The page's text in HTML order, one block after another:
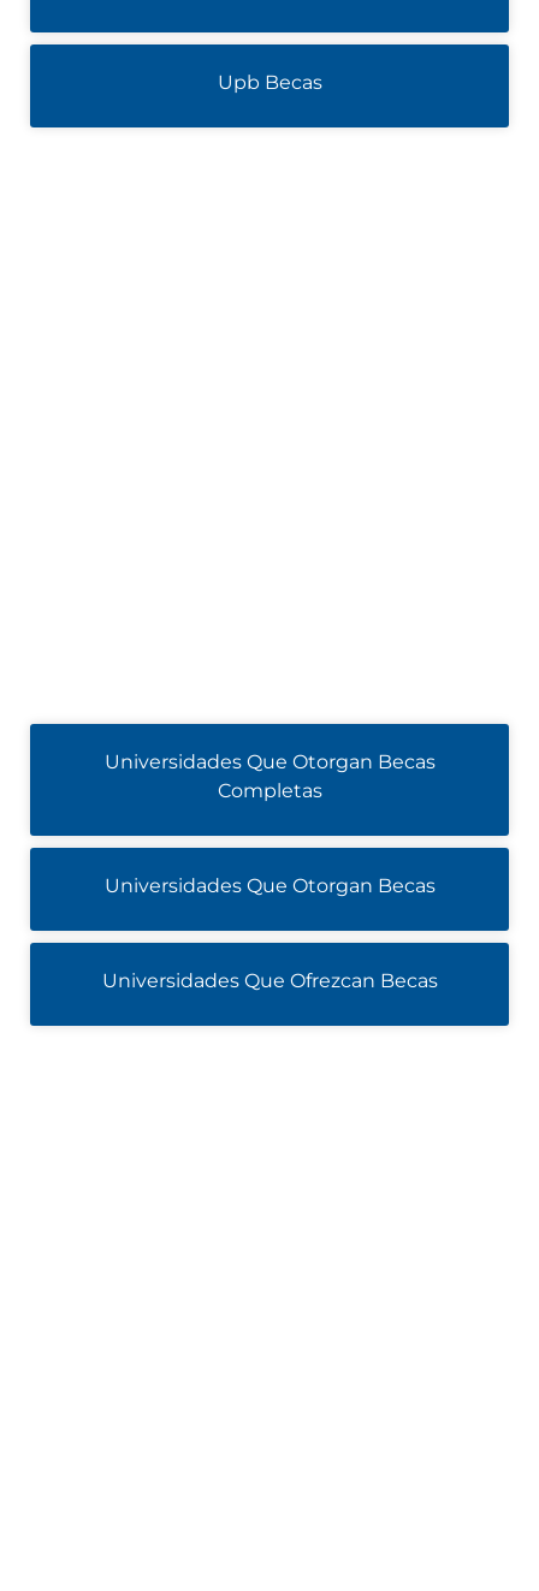
Upb Becas
Universidades Que Otorgan Becas
Completas
Universidades Que Otorgan Becas
Universidades Que Ofrezcan Becas